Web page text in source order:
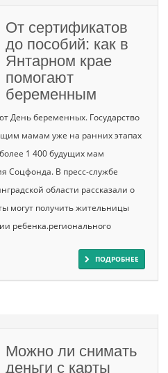
От сертификатов
до пособий: как в
Янтарном крае
помогают
беременным
День беременных. Государство
мамам уже на ранних этапах
1 400 будущих мам
Соцфонда. В пресс-службе
области рассказали о
могут получить жительницы
ребенка.регионального
ПОДРОБНЕЕ
Можно ли снимать
деньги с карты